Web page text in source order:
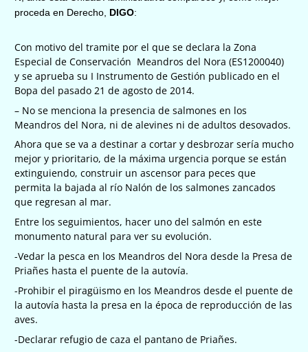
proceda en Derecho, DIGO:
Con motivo del tramite por el que se declara la Zona
Especial de Conservación Meandros del Nora (ES1200040)
y se aprueba su I Instrumento de Gestión publicado en el
Bopa del pasado 21 de agosto de 2014.
– No se menciona la presencia de salmones en los
Meandros del Nora, ni de alevines ni de adultos desovados.
Ahora que se va a destinar a cortar y desbrozar sería mucho
mejor y prioritario, de la máxima urgencia porque se están
extinguiendo, construir un ascensor para peces que
permita la bajada al río Nalón de los salmones zancados
que regresan al mar.
Entre los seguimientos, hacer uno del salmón en este
monumento natural para ver su evolución.
-Vedar la pesca en los Meandros del Nora desde la Presa de
Priañes hasta el puente de la autovía.
-Prohibir el piragüismo en los Meandros desde el puente de
la autovía hasta la presa en la época de reproducción de las
aves.
-Declarar refugio de caza el pantano de Priañes.